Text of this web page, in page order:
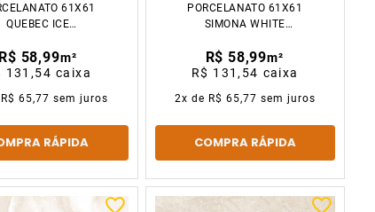
61X61
QUEBEC ICE
GAUDI
R$ 58,99m²
131,54 caixa
R$ 65,77 sem juros
RÁPIDA
PORCELANATO 61X61
SIMONA WHITE
GAUDI
R$ 58,99m²
R$ 131,54 caixa
2x de R$ 65,77 sem juros
COMPRA RÁPIDA